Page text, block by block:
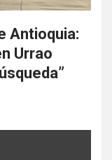
Antioquia:
Urrao